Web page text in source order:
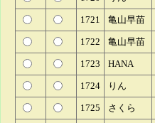
1721 亀山早苗
1722 亀山早苗
1723 HANA
1724 りん
1725 さくら